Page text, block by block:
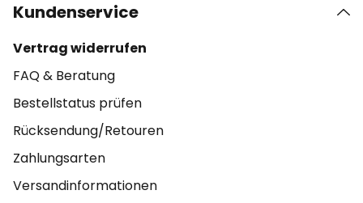
Kundenservice
Vertrag widerrufen
FAQ & Beratung
Bestellstatus prüfen
Rücksendung/Retouren
Zahlungsarten
Versandinformationen